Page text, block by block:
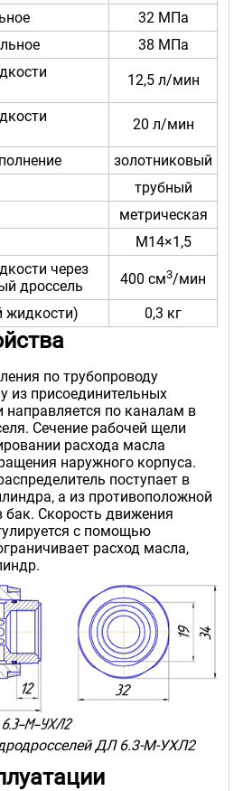
32 МПа
38 МПа
12,5 л/мин
20 л/мин
золотниковый
трубный
метрическая
М14×1,5
через
дроссель
400 см3/мин
жидкости)
0,3 кг
по трубопроводу
из присоединительных
направляется по каналам в
Сечение рабочей щели
расхода масла
наружного корпуса.
поступает в
а из противоположной
бак. Скорость движения
с помощью
расход масла,
ДЛ 6.3-М-УХЛ2